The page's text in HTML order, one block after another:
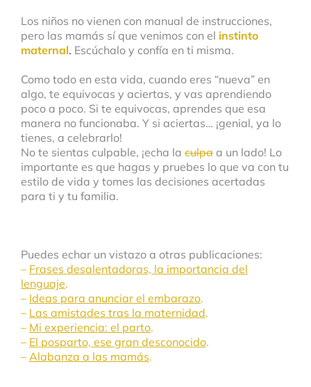
Los niños no vienen con manual de instrucciones,
pero las mamás sí que venimos con el instinto
maternal. Escúchalo y confía en ti misma.
Como todo en esta vida, cuando eres “nueva” en
algo, te equivocas y aciertas, y vas aprendiendo
poco a poco. Si te equivocas, aprendes que esa
manera no funcionaba. Y si aciertas… ¡genial, ya lo
tienes, a celebrarlo!
No te sientas culpable, ¡echa la culpa a un lado! Lo
importante es que hagas y pruebes lo que va con tu
estilo de vida y tomes las decisiones acertadas
para ti y tu familia.
Puedes echar un vistazo a otras publicaciones:
– Frases desalentadoras, la importancia del
lenguaje.
– Ideas para anunciar el embarazo.
– Las amistades tras la maternidad.
– Mi experiencia: el parto.
– El posparto, ese gran desconocido.
– Alabanza a las mamás.